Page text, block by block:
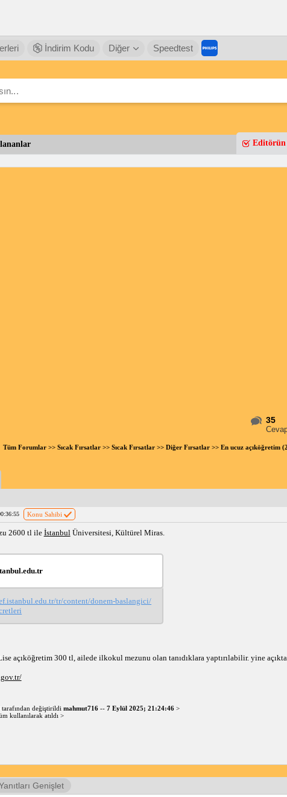
İndirim Kodu Diğer Speedtest
Editörün
35
Tüm Forumlar>> Sıcak Fırsatlar>> Sıcak Fırsatlar>> Diğer Fırsatlar>> En ucuz açıköğretim
Konu Sahibi
2600 tl ileİstanbulÜniversitesi, Kültürel Miras.
tr/content/donem-baslangici/
açıköğretim 300 tl, ailede ilkokul mezunu olan tanıdıklara yaptırılabilir. yine
değiştirildi mahmut716-- 7 Eylül 2025; 21:24:46 >
kullanılarak atıldı >
Genişlet